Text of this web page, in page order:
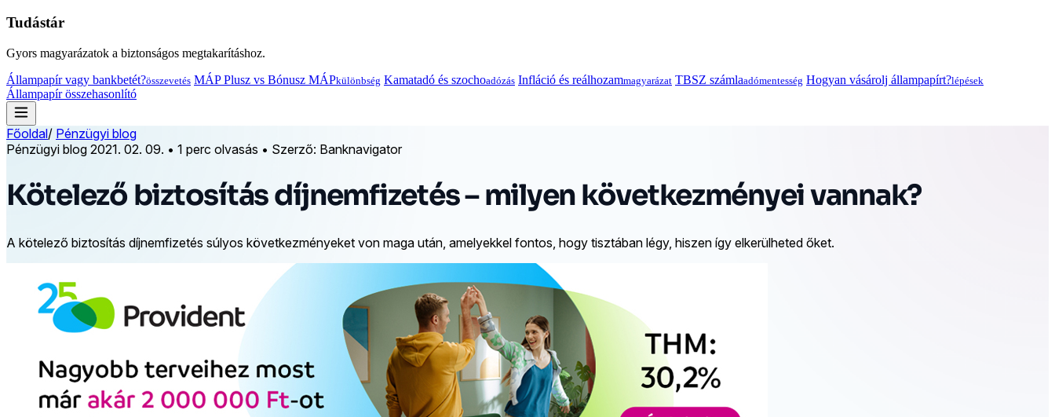
Tudástár
Gyors magyarázatok a biztonságos megtakarításhoz.
Állampapír vagy bankbetét?összevetés MÁP Plusz vs Bónusz MÁPkülönbség Kamatadó és szochoadózás Infláció és reálhozammagyarázat TBSZ számlaadómentesség Hogyan vásárolj állampapírt?lépések
Állampapír összehasonlító
Főoldal/ Pénzügyi blog
Pénzügyi blog 2021. 02. 09. • 1 perc olvasás • Szerző: Banknavigator
Kötelező biztosítás díjnemfizetés – milyen következményei vannak?
A kötelező biztosítás díjnemfizetés súlyos következményeket von maga után, amelyekkel fontos, hogy tisztában légy, hiszen így elkerülheted őket.